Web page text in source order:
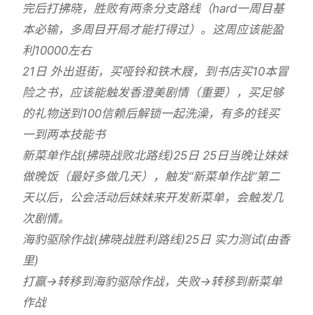
完后打拂晓，胜败有两条分支路线（hard一周目基
本必输，多周目开局才能打得过）。这周应该能盈
利10000左右
21日 外出逛街，买哑铃和铁木屐，到书店买10本冒
险之书，应该能触发香澄美剧情（重要），买足够
的礼物送到100信赖后解锁一起洗澡，有多的钱买
一到两本技能书
新菜单作战(拂晓战败北路线)25日 25日当晚让妹妹
做晚饭（最好多做几天），触发“新菜单作战”第二
天以后，公会活动后妹妹来开发新菜单，会触发几
次剧情。
海豹驱除作战(拂晓战胜利路线)25日 实力测试(由香
里)
打赢→转移到海豹驱除作战，失败→转移到新菜单
作战